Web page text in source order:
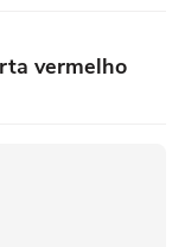
vermelho